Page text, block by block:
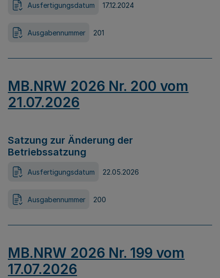
Ausfertigungsdatum 17.12.2024
Ausgabennummer 201
MB.NRW 2026 Nr. 200 vom
21.07.2026
Satzung zur Änderung der
Betriebssatzung
Ausfertigungsdatum 22.05.2026
Ausgabennummer 200
MB.NRW 2026 Nr. 199 vom
17.07.2026